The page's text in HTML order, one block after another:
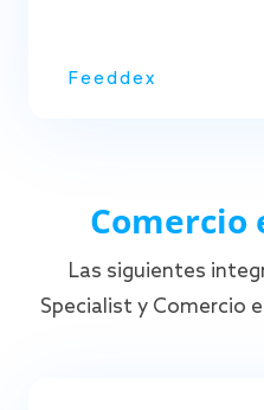
Feeddex
Comercio
Las siguientes
Specialist y Comercio